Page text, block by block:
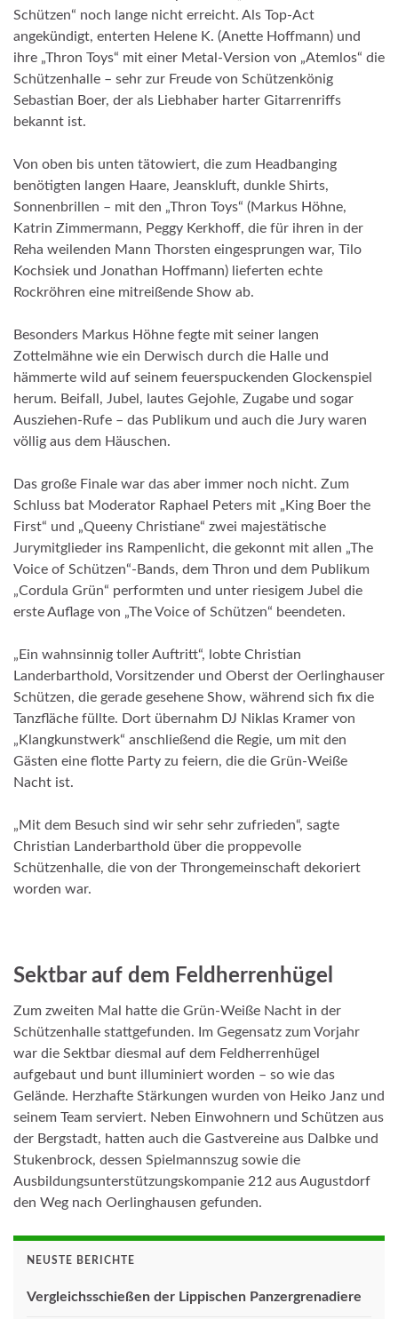
Schützen“ noch lange nicht erreicht. Als Top-Act
angekündigt, enterten Helene K. (Anette Hoffmann) und
ihre „Thron Toys“ mit einer Metal-Version von „Atemlos“ die
Schützenhalle – sehr zur Freude von Schützenkönig
Sebastian Boer, der als Liebhaber harter Gitarrenriffs
bekannt ist.
Von oben bis unten tätowiert, die zum Headbanging
benötigten langen Haare, Jeanskluft, dunkle Shirts,
Sonnenbrillen – mit den „Thron Toys“ (Markus Höhne,
Katrin Zimmermann, Peggy Kerkhoff, die für ihren in der
Reha weilenden Mann Thorsten eingesprungen war, Tilo
Kochsiek und Jonathan Hoffmann) lieferten echte
Rockröhren eine mitreißende Show ab.
Besonders Markus Höhne fegte mit seiner langen
Zottelmähne wie ein Derwisch durch die Halle und
hämmerte wild auf seinem feuerspuckenden Glockenspiel
herum. Beifall, Jubel, lautes Gejohle, Zugabe und sogar
Ausziehen-Rufe – das Publikum und auch die Jury waren
völlig aus dem Häuschen.
Das große Finale war das aber immer noch nicht. Zum
Schluss bat Moderator Raphael Peters mit „King Boer the
First“ und „Queeny Christiane“ zwei majestätische
Jurymitglieder ins Rampenlicht, die gekonnt mit allen „The
Voice of Schützen“-Bands, dem Thron und dem Publikum
„Cordula Grün“ performten und unter riesigem Jubel die
erste Auflage von „The Voice of Schützen“ beendeten.
„Ein wahnsinnig toller Auftritt“, lobte Christian
Landerbarthold, Vorsitzender und Oberst der Oerlinghauser
Schützen, die gerade gesehene Show, während sich fix die
Tanzfläche füllte. Dort übernahm DJ Niklas Kramer von
„Klangkunstwerk“ anschließend die Regie, um mit den
Gästen eine flotte Party zu feiern, die die Grün-Weiße
Nacht ist.
„Mit dem Besuch sind wir sehr sehr zufrieden“, sagte
Christian Landerbarthold über die proppevolle
Schützenhalle, die von der Throngemeinschaft dekoriert
worden war.
Sektbar auf dem Feldherrenhügel
Zum zweiten Mal hatte die Grün-Weiße Nacht in der
Schützenhalle stattgefunden. Im Gegensatz zum Vorjahr
war die Sektbar diesmal auf dem Feldherrenhügel
aufgebaut und bunt illuminiert worden – so wie das
Gelände. Herzhafte Stärkungen wurden von Heiko Janz und
seinem Team serviert. Neben Einwohnern und Schützen aus
der Bergstadt, hatten auch die Gastvereine aus Dalbke und
Stukenbrock, dessen Spielmannszug sowie die
Ausbildungsunterstützungskompanie 212 aus Augustdorf
den Weg nach Oerlinghausen gefunden.
NEUSTE BERICHTE
Vergleichsschießen der Lippischen Panzergrenadiere